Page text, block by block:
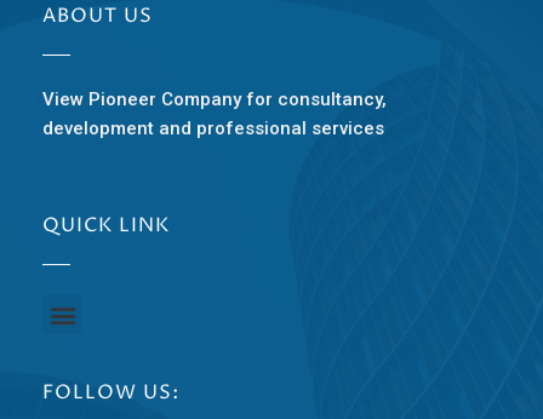
ABOUT US
View Pioneer Company for consultancy,
development and professional services
QUICK LINK
FOLLOW US: